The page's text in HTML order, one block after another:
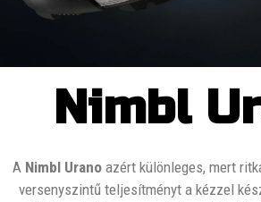
Nimbl
A Nimbl Urano azért különleges, mert
versenyszintű teljesítményt a kézzel